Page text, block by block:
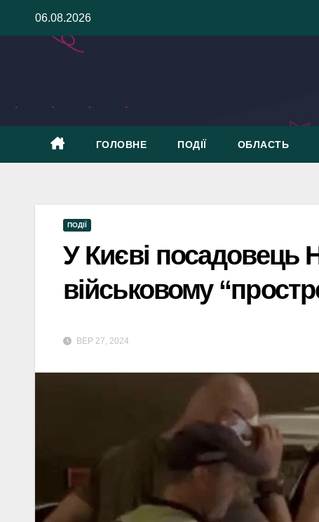
06.08.2026
ГОЛОВНЕ ПОДІЇ ОБЛАСТЬ
ПОДІЇ
У Києві посадовець
військовому
ВЕР 27, 2024